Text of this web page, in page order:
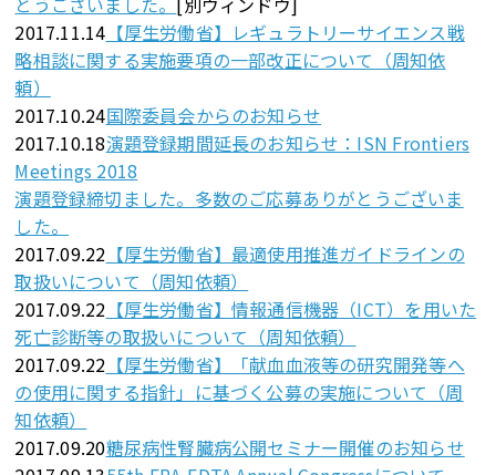
2017.11.14 【厚生労働省】レギュラトリーサイエンス戦
略相談に関する実施要項の一部改正について（周知依
頼）
2017.10.24国際委員会からのお知らせ
2017.10.18演題登録期間延長のお知らせ：ISN Frontiers
Meetings 2018
演題登録締切ました。多数のご応募ありがとうございま
した。
2017.09.22 【厚生労働省】最適使用推進ガイドラインの
取扱いについて（周知依頼）
2017.09.22 【厚生労働省】情報通信機器（ICT）を用いた
死亡診断等の取扱いについて（周知依頼）
2017.09.22 【厚生労働省】「献血血液等の研究開発等へ
の使用に関する指針」に基づく公募の実施について（周
知依頼）
2017.09.20糖尿病性腎臓病公開セミナー開催のお知らせ